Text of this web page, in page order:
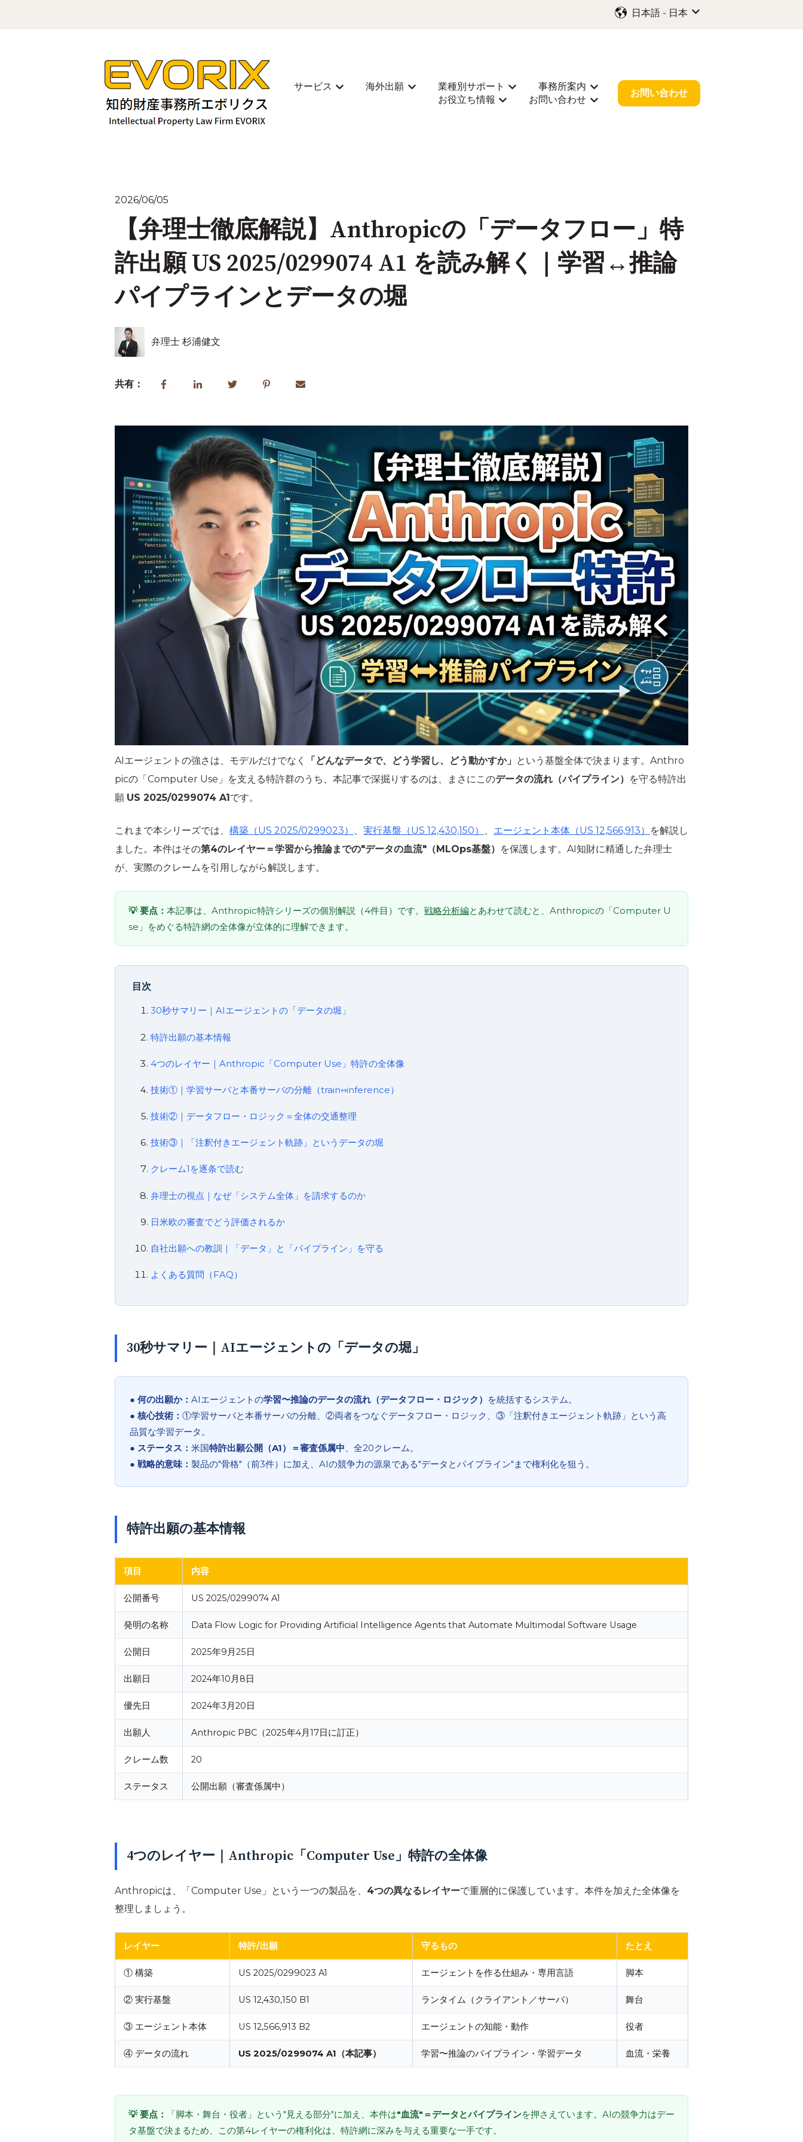
日本語 - 日本
サービス
サービスのサブメニューを表示
海外出願
海外出願のサブメニューを表示
業種別サポート
業種別サポートのサブメニューを表示
事務所案内
事務所案内のサブメニューを表示
お役立ち情報
お役立ち情報のサブメニューを表示
お問い合わせ
お問い合わせのサブメニューを表示
お問い合わせ
2026/06/05
【弁理士徹底解説】Anthropicの「データフロー」特
許出願 US 2025/0299074 A1 を読み解く｜学習↔推論
パイプラインとデータの堀
弁理士 杉浦健文
共有：
AIエージェントの強さは、モデルだけでなく 「どんなデータで、どう学習し、どう動かすか」 という基盤全体で決まります。Anthro
picの「Computer Use」を支える特許群のうち、本記事で深掘りするのは、まさにこのデータの流れ（パイプライン） を守る特許出
願 US 2025/0299074 A1 です。
これまで本シリーズでは、 構築（US 2025/0299023） 、 実行基盤（US 12,430,150） 、 エージェント本体（US 12,566,913）
を解説し
ました。本件はその第4のレイヤー＝学習から推論までの"データの血流"（MLOps基盤） を保護します。AI知財に精通した弁理士
が、実際のクレームを引用しながら解説します。
💡 要点： 本記事は、Anthropic特許シリーズの個別解説（4件目）です。 戦略分析編とあわせて読むと、Anthropicの「Computer U
se」をめぐる特許網の全体像が立体的に理解できます。
目次
30秒サマリー｜AIエージェントの「データの堀」
特許出願の基本情報
4つのレイヤー｜Anthropic「Computer Use」特許の全体像
技術①｜学習サーバと本番サーバの分離（train↔inference）
技術②｜データフロー・ロジック＝全体の交通整理
技術③｜「注釈付きエージェント軌跡」というデータの堀
クレーム1を逐条で読む
弁理士の視点｜なぜ「システム全体」を請求するのか
日米欧の審査でどう評価されるか
自社出願への教訓｜「データ」と「パイプライン」を守る
よくある質問（FAQ）
30秒サマリー｜AIエージェントの「データの堀」
● 何の出願か： AIエージェントの学習〜推論のデータの流れ（データフロー・ロジック） を統括するシステム。
● 核心技術： ①学習サーバと本番サーバの分離、②両者をつなぐデータフロー・ロジック、③「注釈付きエージェント軌跡」という高
品質な学習データ。
● ステータス： 米国特許出願公開（A1）＝審査係属中、全20クレーム。
● 戦略的意味： 製品の"骨格"（前3件）に加え、AIの競争力の源泉である"データとパイプライン"まで権利化を狙う。
特許出願の基本情報
項目 内容
公開番号 US 2025/0299074 A1
発明の名称 Data Flow Logic for Providing Artificial Intelligence Agents that Automate Multimodal Software Usage
公開日 2025年9月25日
出願日 2024年10月8日
優先日 2024年3月20日
出願人 Anthropic PBC（2025年4月17日に訂正）
クレーム数 20
ステータス 公開出願（審査係属中）
4つのレイヤー｜Anthropic「Computer Use」特許の全体像
Anthropicは、「Computer Use」という一つの製品を、 4つの異なるレイヤーで重層的に保護しています。本件を加えた全体像を
整理しましょう。
レイヤー 特許/出願 守るもの たとえ
① 構築 US 2025/0299023 A1 エージェントを作る仕組み・専用言語 脚本
② 実行基盤 US 12,430,150 B1 ランタイム（クライアント／サーバ） 舞台
③ エージェント本体 US 12,566,913 B2 エージェントの知能・動作 役者
④ データの流れ US 2025/0299074 A1（本記事） 学習〜推論のパイプライン・学習データ 血流・栄養
💡 要点： 「脚本・舞台・役者」という"見える部分"に加え、本件は"血流"＝データとパイプラインを押さえています。AIの競争力はデー
タ基盤で決まるため、この第4レイヤーの権利化は、特許網に深みを与える重要な一手です。